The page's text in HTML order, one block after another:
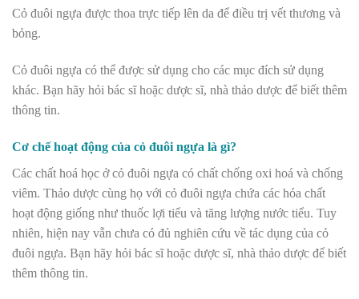
Cỏ đuôi ngựa được thoa trực tiếp lên da để điều trị vết thương và
bỏng.
Cỏ đuôi ngựa có thể được sử dụng cho các mục đích sử dụng
khác. Bạn hãy hỏi bác sĩ hoặc dược sĩ, nhà thảo dược để biết thêm
thông tin.
Cơ chế hoạt động của cỏ đuôi ngựa là gì?
Các chất hoá học ở cỏ đuôi ngựa có chất chống oxi hoá và chống
viêm. Thảo dược cùng họ với cỏ đuôi ngựa chứa các hóa chất
hoạt động giống như thuốc lợi tiểu và tăng lượng nước tiểu. Tuy
nhiên, hiện nay vẫn chưa có đủ nghiên cứu về tác dụng của cỏ
đuôi ngựa. Bạn hãy hỏi bác sĩ hoặc dược sĩ, nhà thảo dược để biết
thêm thông tin.